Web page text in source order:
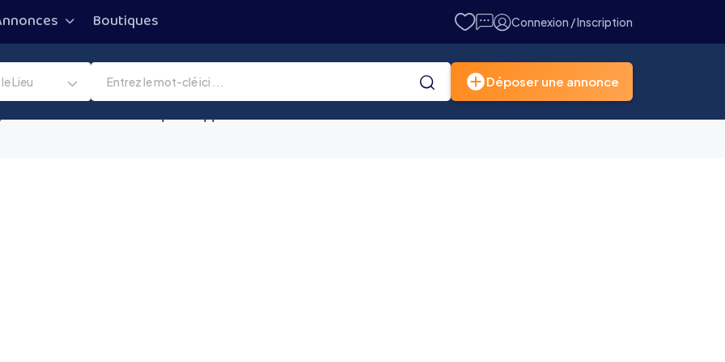
Boutiques Connexion / Inscription
Lieu Déposer une annonce